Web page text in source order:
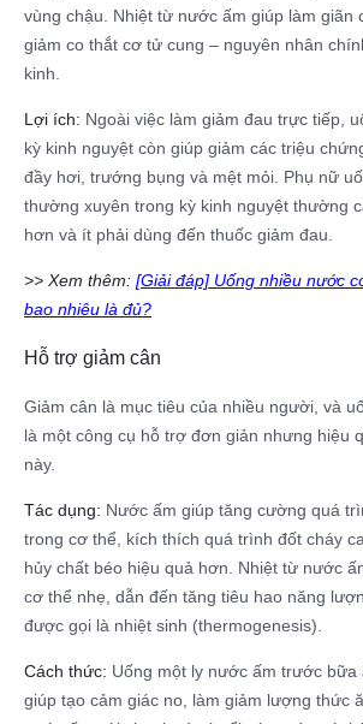
vùng chậu. Nhiệt từ nước ấm giúp làm giãn
giảm co thắt cơ tử cung – nguyên nhân
kinh.
Lợi ích: Ngoài việc làm giảm đau trực tiếp,
kỳ kinh nguyệt còn giúp giảm các triệu
đầy hơi, trướng bụng và mệt mỏi. Phụ nữ
thường xuyên trong kỳ kinh nguyệt thường
hơn và ít phải dùng đến thuốc giảm đau.
>> Xem thêm: [Giải đáp] Uống nhiều nước
bao nhiêu là đủ?
Hỗ trợ giảm cân
Giảm cân là mục tiêu của nhiều người, và
là một công cụ hỗ trợ đơn giản nhưng hiệu
này.
Tác dụng: Nước ấm giúp tăng cường quá
trong cơ thể, kích thích quá trình đốt cháy
hủy chất béo hiệu quả hơn. Nhiệt từ nước
cơ thể nhẹ, dẫn đến tăng tiêu hao năng
được gọi là nhiệt sinh (thermogenesis).
Cách thức: Uống một ly nước ấm trước bữa
giúp tạo cảm giác no, làm giảm lượng thức